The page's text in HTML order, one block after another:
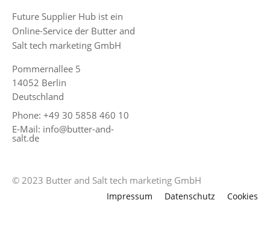
Future Supplier Hub ist ein
Online-Service der Butter and
Salt tech marketing GmbH
Pommernallee 5
14052 Berlin
Deutschland
Phone: +49 30 5858 460 10
E-Mail: info@butter-and-
salt.de
© 2023 Butter and Salt tech marketing GmbH
Impressum Datenschutz Cookies